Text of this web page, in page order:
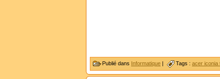
Publié dans Informatique | Tags : acer iconia